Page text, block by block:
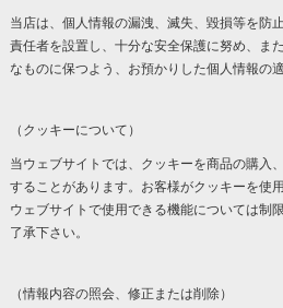
当店は、個人情報の漏洩、滅失、毀損等を防
責任者を設置し、十分な安全保護に努め、ま
なものに保つよう、お預かりした個人情報の
（クッキーについて）
当ウェブサイトでは、クッキーを商品の購入
することがあります。お客様がクッキーを使
ウェブサイトで使用できる機能については制
了承下さい。
（情報内容の照会、修正または削除）